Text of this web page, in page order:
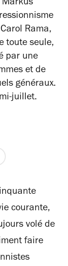
Markus
Rama,
toute seule,
par une
et de
généraux.
juillet.
courante,
volé de
faire